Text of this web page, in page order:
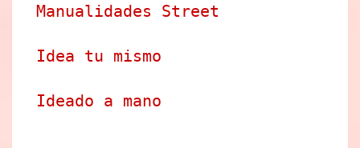
Manualidades Street
Idea tu mismo
Ideado a mano